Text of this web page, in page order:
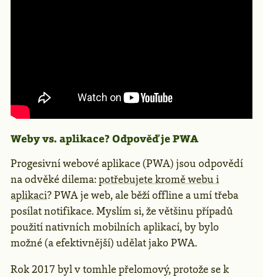
Weby vs. aplikace? Odpověď je PWA
Progesivní webové aplikace (PWA) jsou odpovědí
na odvěké dilema:potřebujete kromě webu i
aplikaci? PWA je web, ale běží offline a umí třeba
posílat notifikace. Myslím si, že většinu případů
použití nativních mobilních aplikací, by bylo
možné (a efektivnější) udělat jako PWA.
Rok 2017 byl v tomhle přelomový, protože se k